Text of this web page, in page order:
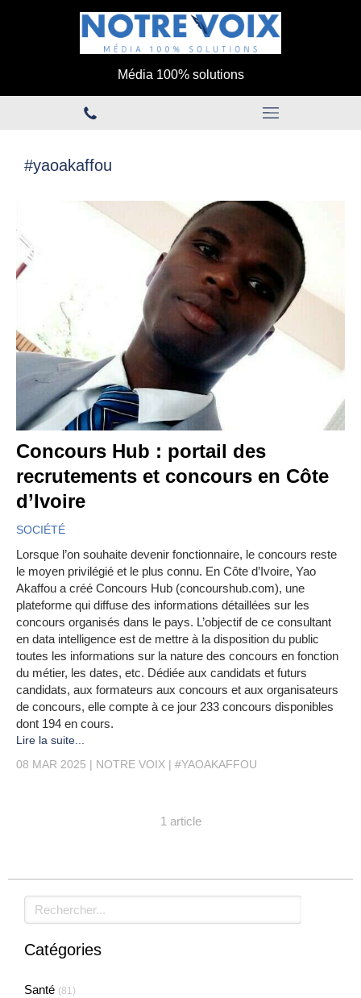
Média 100% solutions
#yaoakaffou
Concours Hub : portail des
recrutements et concours en Côte
d’Ivoire
SOCIÉTÉ
Lorsque l’on souhaite devenir fonctionnaire, le concours reste
le moyen privilégié et le plus connu. En Côte d’Ivoire, Yao
Akaffou a créé Concours Hub (concourshub.com), une
plateforme qui diffuse des informations détaillées sur les
concours organisés dans le pays. L’objectif de ce consultant
en data intelligence est de mettre à la disposition du public
toutes les informations sur la nature des concours en fonction
du métier, les dates, etc. Dédiée aux candidats et futurs
candidats, aux formateurs aux concours et aux organisateurs
de concours, elle compte à ce jour 233 concours disponibles
dont 194 en cours.
Lire la suite...
08 MAR 2025
NOTRE VOIX #YAOAKAFFOU
1 article
Rechercher
Catégories
Santé (81)